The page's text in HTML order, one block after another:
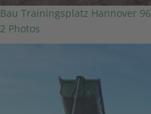
Bau Trainingsplatz Hannover 96
2 Photos